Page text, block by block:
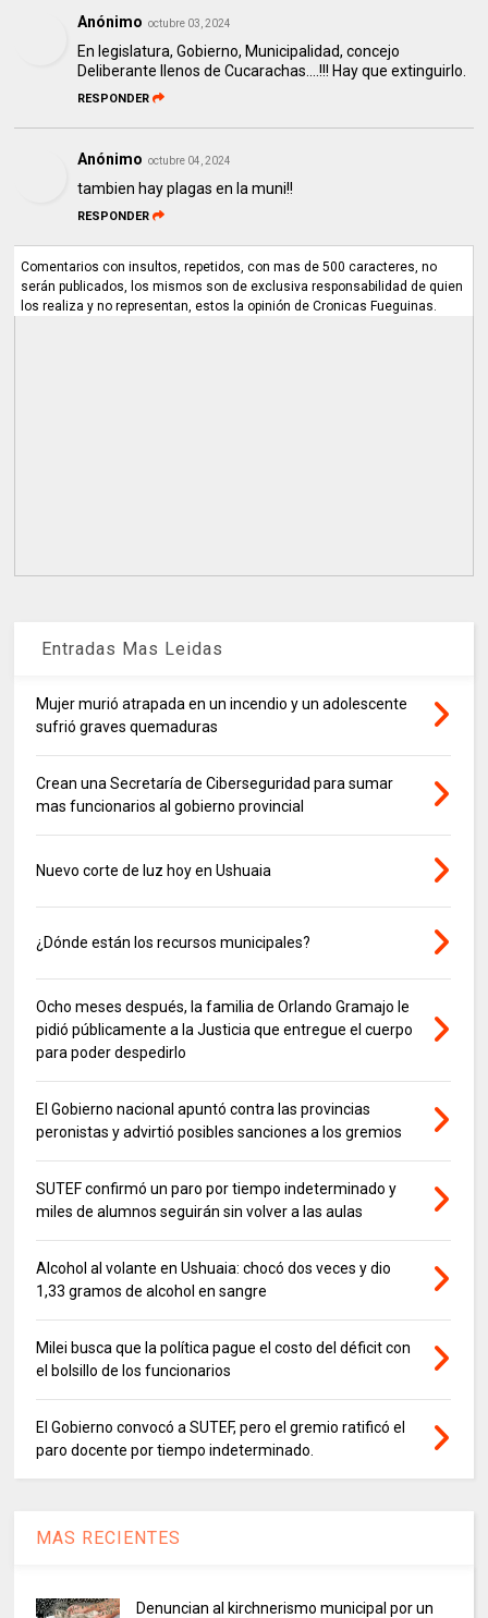
Anónimo octubre 03, 2024
En legislatura, Gobierno, Municipalidad, concejo
Deliberante llenos de Cucarachas....!!! Hay que extinguirlo.
RESPONDER
Anónimo octubre 04, 2024
tambien hay plagas en la muni!!
RESPONDER
Comentarios con insultos, repetidos, con mas de 500 caracteres, no
serán publicados, los mismos son de exclusiva responsabilidad de quien
los realiza y no representan, estos la opinión de Cronicas Fueguinas.
Entradas Mas Leidas
Mujer murió atrapada en un incendio y un adolescente
sufrió graves quemaduras
Crean una Secretaría de Ciberseguridad para sumar
mas funcionarios al gobierno provincial
Nuevo corte de luz hoy en Ushuaia
¿Dónde están los recursos municipales?
Ocho meses después, la familia de Orlando Gramajo le
pidió públicamente a la Justicia que entregue el cuerpo
para poder despedirlo
El Gobierno nacional apuntó contra las provincias
peronistas y advirtió posibles sanciones a los gremios
SUTEF confirmó un paro por tiempo indeterminado y
miles de alumnos seguirán sin volver a las aulas
Alcohol al volante en Ushuaia: chocó dos veces y dio
1,33 gramos de alcohol en sangre
Milei busca que la política pague el costo del déficit con
el bolsillo de los funcionarios
El Gobierno convocó a SUTEF, pero el gremio ratificó el
paro docente por tiempo indeterminado.
MAS RECIENTES
Denuncian al kirchnerismo municipal por un